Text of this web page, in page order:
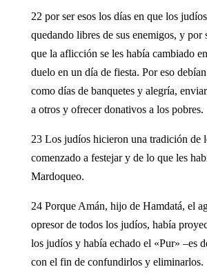
22 por ser esos los días en que los
quedando libres de sus enemigos, y por
que la aflicción se les había cambiado
duelo en un día de fiesta. Por eso
como días de banquetes y alegría,
a otros y ofrecer donativos a los pobres.
23 Los judíos hicieron una tradición de
comenzado a festejar y de lo que les
Mardoqueo.
24 Porque Amán, hijo de Hamdatá, el
opresor de todos los judíos, había
los judíos y había echado el «Pur» –es
con el fin de confundirlos y eliminarlos.